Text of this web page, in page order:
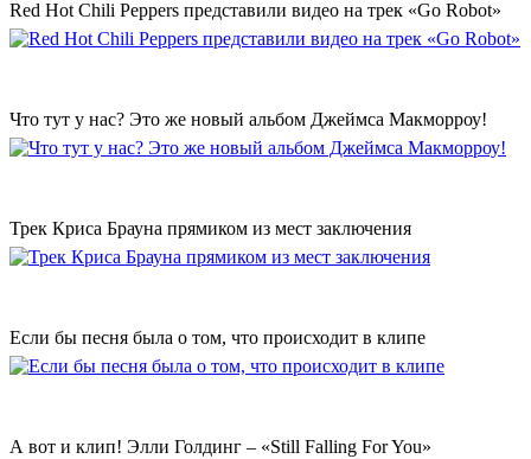
Red Hot Chili Peppers представили видео на трек «Go Robot»
Что тут у нас? Это же новый альбом Джеймса Макморроу!
Трек Криса Брауна прямиком из мест заключения
Если бы песня была о том, что происходит в клипе
А вот и клип! Элли Голдинг – «Still Falling For You»